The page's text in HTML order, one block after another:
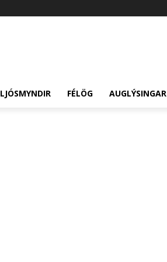
LJÓSMYNDIR FÉLÖG AUGLÝSINGAR